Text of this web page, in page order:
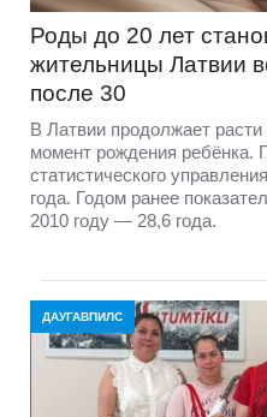
Роды до 20 лет
жительницы Латвии
после 30
В Латвии продолжает
момент рождения ребёнка.
статистического
года. Годом ранее
2010 году — 28,6 года.
ДАУГАВПИЛС